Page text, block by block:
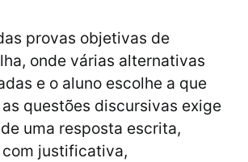
provas objetivas de
onde várias alternativas
e o aluno escolhe a que
questões discursivas exige
uma resposta escrita,
justificativa,